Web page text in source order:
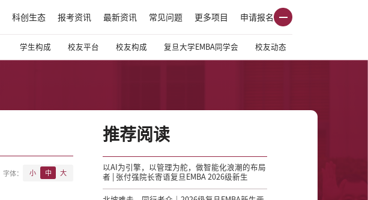
科创生态 报考资讯 最新资讯 常见问题 更多项目 申请报名
学生构成 校友平台 校友构成 复旦大学EMBA同学会 校友动态
字体： 小 中 大
推荐阅读
以AI为引擎，以管理为舵，做智能化浪潮的布局
者 | 张付强院长寄语复旦EMBA 2026级新生